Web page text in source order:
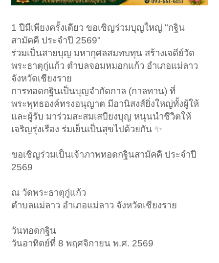
1 ปีมีเพียงครั้งเดียว ขอเชิญร่วมบุญใหญ่ "กฐิน
สามัคคี ประจำปี 2569"
ร่วมเป็นสายบุญ มหากุศลสมทบทุน สร้างเจดีย์วัด
พระธาตุกู่แก้ว ตำบลจอมหมอกแก้ว อำเภอแม่ลาว
จังหวัดเชียงราย
การทอดกฐินเป็นบุญจำกัดกาล (กาลทาน) ที่
พระพุทธองค์ทรงอนุญาต มีอานิสงส์ยิ่งใหญ่ทั้งผู้ให้
และผู้รับ มาร่วมสะสมเสบียงบุญ หนุนนำชีวิตให้
เจริญรุ่งเรือง ร่มเย็นเป็นสุขไปด้วยกัน ✨
ขอเชิญร่วมเป็นเจ้าภาพทอดกฐินสามัคคี ประจำปี
2569
ณ วัดพระธาตุกู่แก้ว
ตำบลแม่ลาว อำเภอแม่ลาว จังหวัดเชียงราย
วันทอดกฐิน
วันอาทิตย์ที่ 8 พฤศจิกายน พ.ศ. 2569